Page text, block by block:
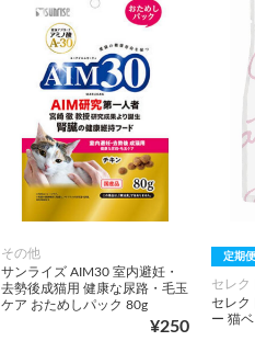
その他
サンライズ AIM30 室内避妊・
去勢後成猫用 健康な尿路・毛玉
ケア おためしパック 80g
¥250
定期
セレク
セレク
ー 猫